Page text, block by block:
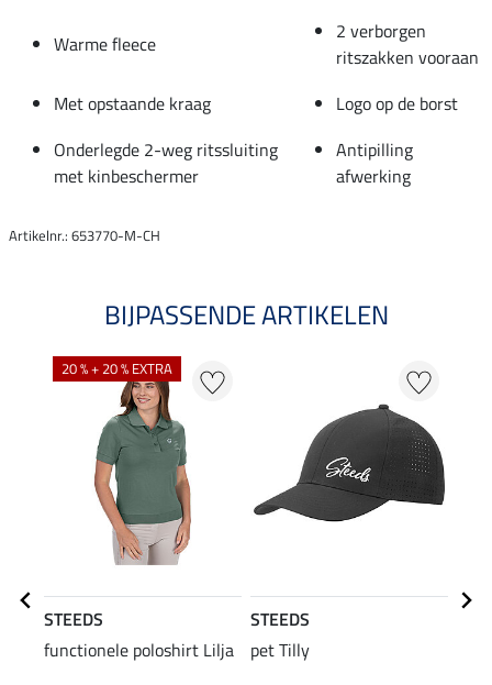
Warme fleece
2 verborgen
ritszakken vooraan
Met opstaande kraag
Logo op de borst
Onderlegde 2-weg ritssluiting
met kinbeschermer
Antipilling
afwerking
Artikelnr.: 653770-M-CH
BIJPASSENDE ARTIKELEN
20 % + 20 % EXTRA
STEEDS
functionele poloshirt Lilja
STEEDS
pet Tilly